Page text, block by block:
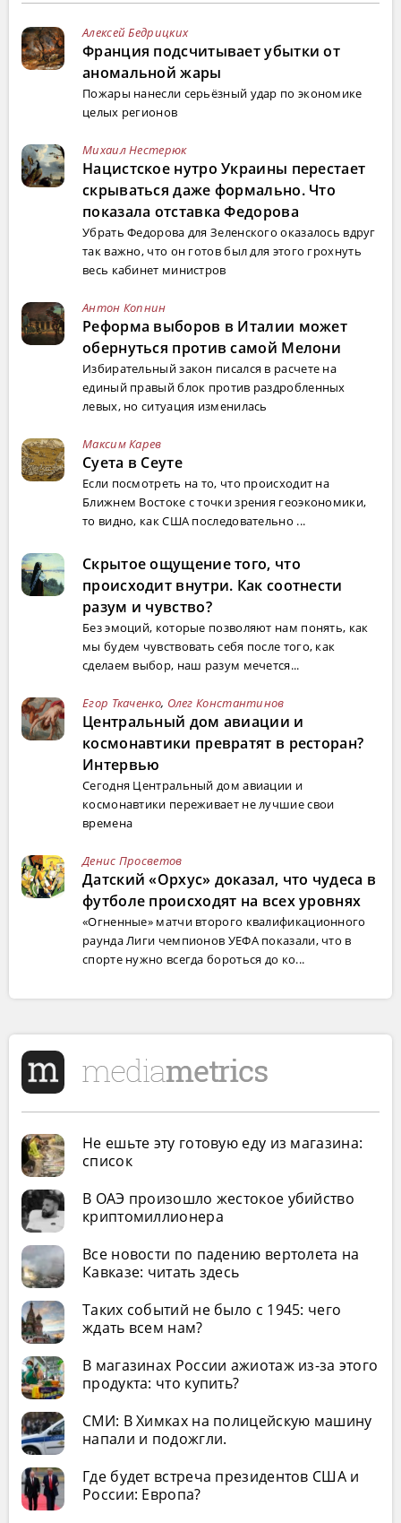
Алексей Бедрицких
Франция подсчитывает убытки от
аномальной жары
Пожары нанесли серьёзный удар по экономике
целых регионов
Михаил Нестерюк
Нацистское нутро Украины перестает
скрываться даже формально. Что
показала отставка Федорова
Убрать Федорова для Зеленского оказалось вдруг
так важно, что он готов был для этого грохнуть
весь кабинет министров
Антон Копнин
Реформа выборов в Италии может
обернуться против самой Мелони
Избирательный закон писался в расчете на
единый правый блок против раздробленных
левых, но ситуация изменилась
Максим Карев
Суета в Сеуте
Если посмотреть на то, что происходит на
Ближнем Востоке с точки зрения геоэкономики,
то видно, как США последовательно ...
Скрытое ощущение того, что
происходит внутри. Как соотнести
разум и чувство?
Без эмоций, которые позволяют нам понять, как
мы будем чувствовать себя после того, как
сделаем выбор, наш разум мечется...
Егор Ткаченко, Олег Константинов
Центральный дом авиации и
космонавтики превратят в ресторан?
Интервью
Сегодня Центральный дом авиации и
космонавтики переживает не лучшие свои
времена
Денис Просветов
Датский «Орхус» доказал, что чудеса в
футболе происходят на всех уровнях
«Огненные» матчи второго квалификационного
раунда Лиги чемпионов УЕФА показали, что в
спорте нужно всегда бороться до ко...
Не ешьте эту готовую еду из магазина:
список
В ОАЭ произошло жестокое убийство
криптомиллионера
Все новости по падению вертолета на
Кавказе: читать здесь
Таких событий не было с 1945: чего
ждать всем нам?
В магазинах России ажиотаж из-за этого
продукта: что купить?
СМИ: В Химках на полицейскую машину
напали и подожгли.
Где будет встреча президентов США и
России: Европа?